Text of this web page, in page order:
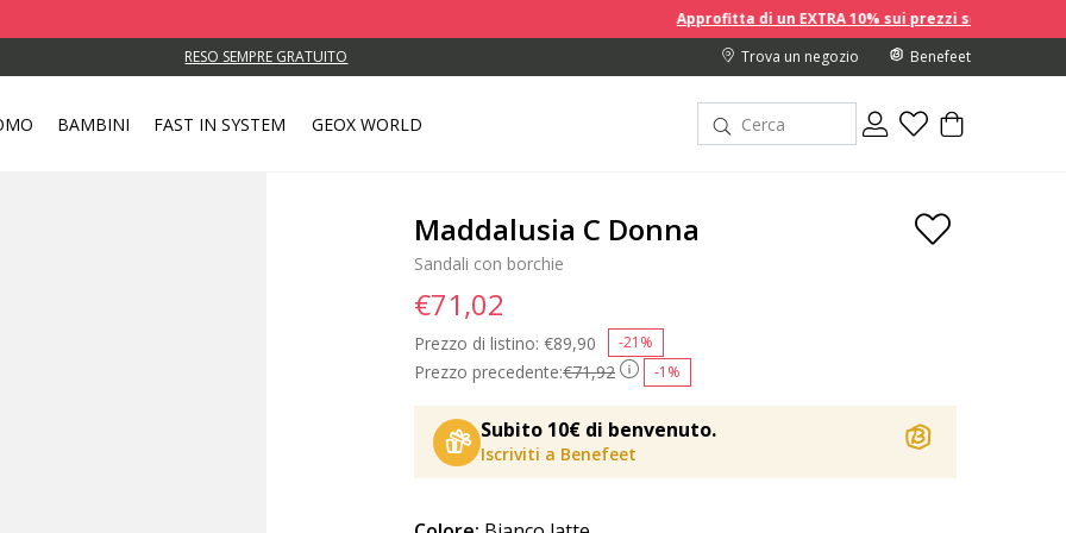
Approfitta di un EXTRA 10% sui prezzi scontati
RESO SEMPRE GRATUITO Trova un negozio Benefeet
BAMBINI FAST IN SYSTEM GEOX WORLD
Maddalusia C Donna
Sandali con borchie
Prezzo precedente:€71,92 -1%
Prezzo di listino: Price reduced from
€89,90 -21%
€71,02
Subito 10€ di benvenuto.
Iscriviti a Benefeet